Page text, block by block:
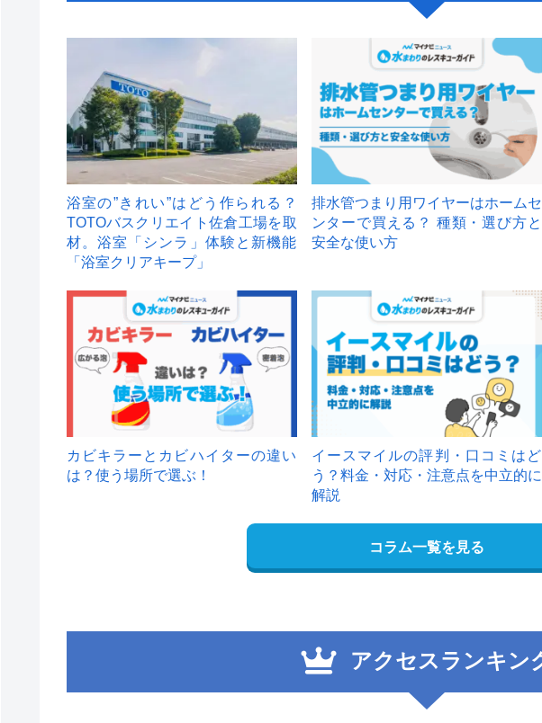
浴室の”きれい”はどう作られる？
TOTOバスクリエイト佐倉工場を取
材。浴室「シンラ」体験と新機能
「浴室クリアキープ」
排水管つまり用ワイヤーはホームセ
ンターで買える？ 種類・選び方と
安全な使い方
カビキラーとカビハイターの違い
は？使う場所で選ぶ！
イースマイルの評判・口コミはど
う？料金・対応・注意点を中立的に
解説
コラム一覧を見る
アクセスランキン